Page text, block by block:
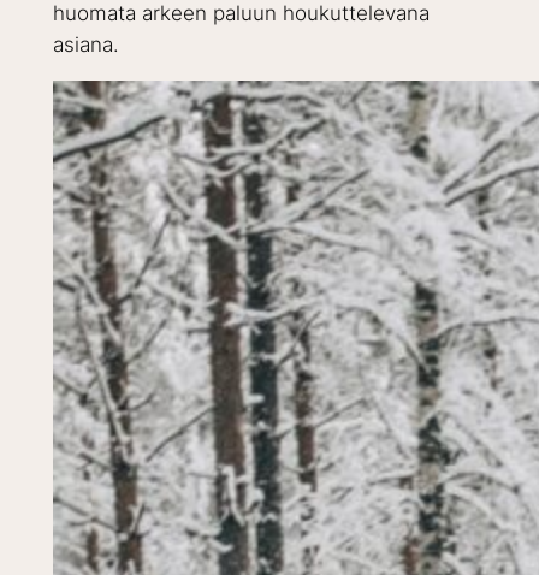
huomata arkeen paluun houkuttelevana
asiana.